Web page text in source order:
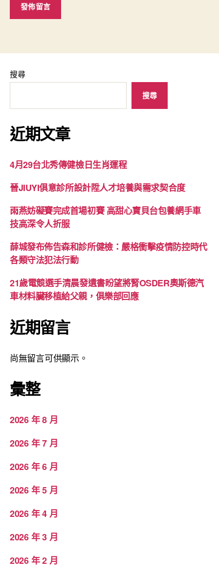
搜尋
搜尋
近期文章
4月29台北秀傳健檢日生肖運程
晉JIUYI俱意診所設計陞人才培養與需求契合度
雨燕妨礙賽完成首場初賽 高甜心寶貝台包養網手車
技高深令人折服
薛城發布佈告森和診所健檢：嚴格衝擊疫情防控時代
各類守法犯法行動
21歲電競選手清晨發遺書盼望將腎OSDER奧斯德汽
車材料臟移植給父親，俱樂部回應
近期留言
尚無留言可供顯示。
彙整
2026 年 8 月
2026 年 7 月
2026 年 6 月
2026 年 5 月
2026 年 4 月
2026 年 3 月
2026 年 2 月